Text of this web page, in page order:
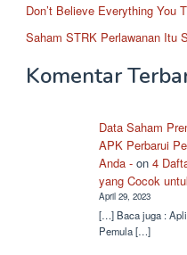
Don’t Believe Everything You
Saham STRK Perlawanan Itu
Komentar
Data Saham
APK Perbarui
Anda - on4
yang Cocok
April 29, 2023
[…] Baca juga :
Pemula […]